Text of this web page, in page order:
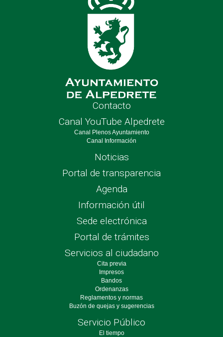
Contacto
Canal YouTube Alpedrete
Canal Plenos Ayuntamiento
Canal Información
Noticias
Portal de transparencia
Agenda
Información útil
Sede electrónica
Portal de trámites
Servicios al ciudadano
Cita previa
Impresos
Bandos
Ordenanzas
Reglamentos y normas
Buzón de quejas y sugerencias
Servicio Público
El tiempo